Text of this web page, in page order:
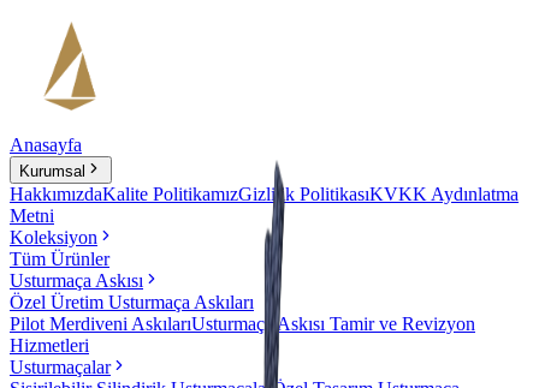
Anasayfa
Kurumsal
HakkımızdaKalite PolitikamızGizlilik PolitikasıKVKK Aydınlatma
Metni
Koleksiyon
Tüm Ürünler
Usturmaça Askısı
Özel Üretim Usturmaça Askıları
Pilot Merdiveni AskılarıUsturmaça Askısı Tamir ve Revizyon
Hizmetleri
Usturmaçalar